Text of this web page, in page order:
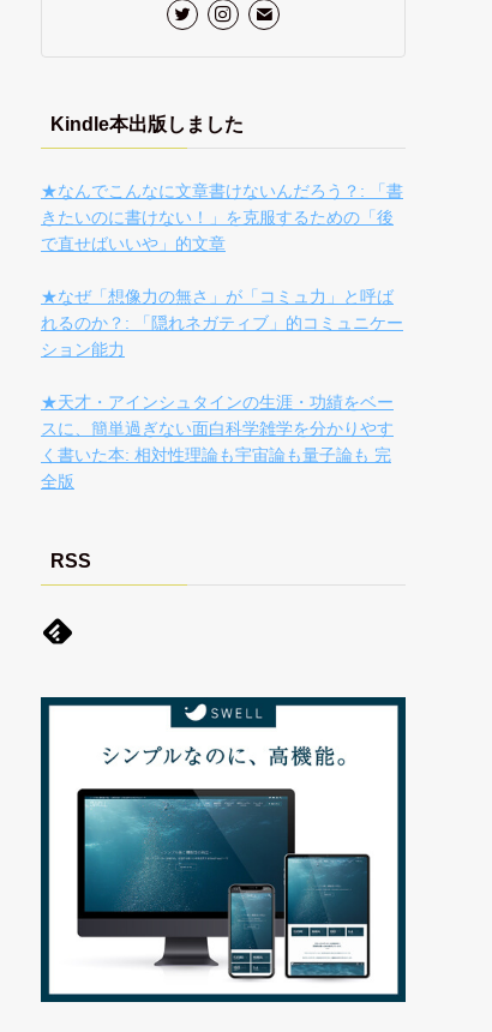
Kindle本出版しました
★なんでこんなに文章書けないんだろう？: 「書
きたいのに書けない！」を克服するための「後
で直せばいいや」的文章
★なぜ「想像力の無さ」が「コミュ力」と呼ば
れるのか？: 「隠れネガティブ」的コミュニケー
ション能力
★天才・アインシュタインの生涯・功績をベー
スに、簡単過ぎない面白科学雑学を分かりやす
く書いた本: 相対性理論も宇宙論も量子論も 完
全版
RSS